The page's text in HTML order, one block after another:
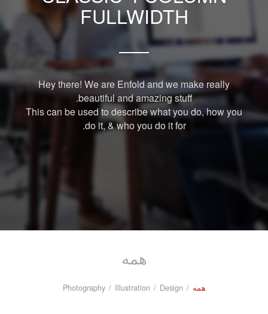
FULLWIDTH
Hey there! We are Enfold and we make really
beautiful and amazing stuff.
This can be used to describe what you do, how you
do it, & who you do it for.
همه
همه /
Design
/
Illustration
/
Photography